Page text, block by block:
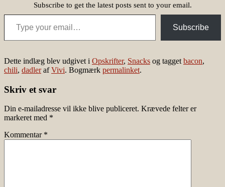
Subscribe to get the latest posts sent to your email.
Type your email…
Subscribe
Dette indlæg blev udgivet i Opskrifter, Snacks og tagget bacon,
chili, dadlerafVivi. Bogmærk permalinket.
Skriv et svar
Din e-mailadresse vil ikke blive publiceret. Krævede felter er
markeret med *
Kommentar *